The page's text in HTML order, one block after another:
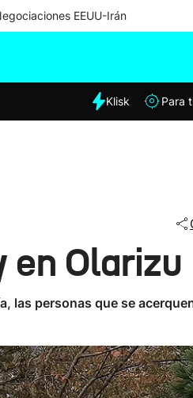
EEUU-Irán
Klisk Para
en Olarizu
las personas que se